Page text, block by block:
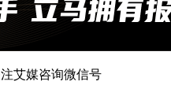
艾媒咨询微信号